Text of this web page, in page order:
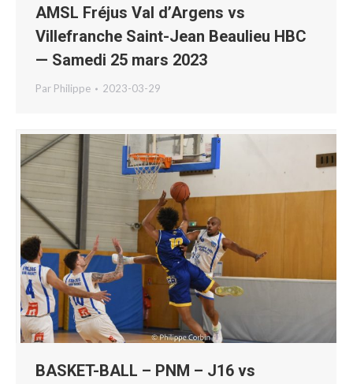
AMSL Fréjus Val d’Argens vs
Villefranche Saint-Jean Beaulieu HBC
— Samedi 25 mars 2023
Par Philippe 2023-03-29
BASKET-BALL – PNM – J16 vs